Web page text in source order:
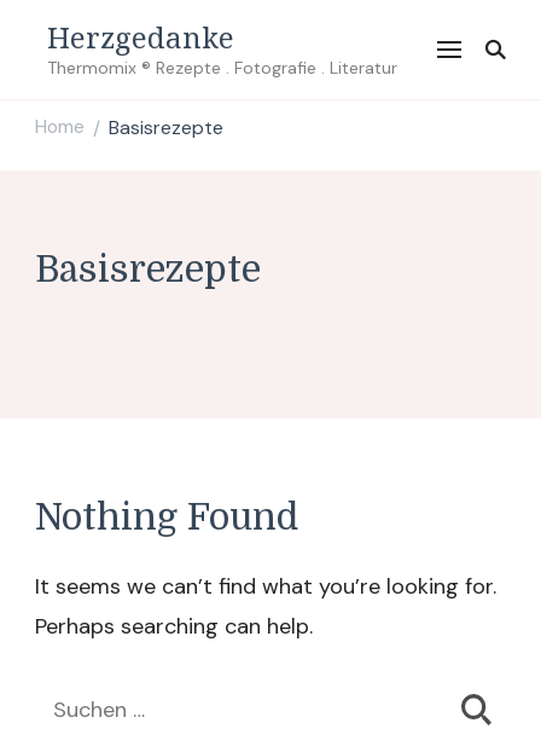
Herzgedanke
Thermomix ® Rezepte . Fotografie . Literatur
Home / Basisrezepte
Basisrezepte
Nothing Found
It seems we can’t find what you’re looking for.
Perhaps searching can help.
Suchen